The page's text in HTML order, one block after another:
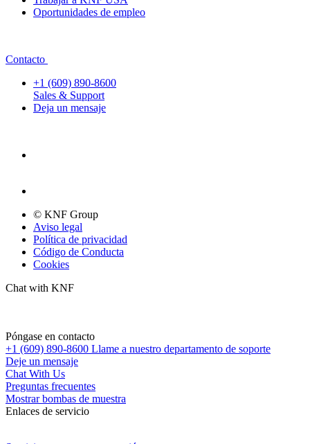
Oportunidades de empleo
Contacto
+1 (609) 890-8600
Sales & Support
Deja un mensaje
© KNF Group
Aviso legal
Política de privacidad
Código de Conducta
Cookies
Chat with KNF
Póngase en contacto
+1 (609) 890-8600 Llame a nuestro departamento de soporte
Deje un mensaje
Chat With Us
Preguntas frecuentes
Mostrar bombas de muestra
Enlaces de servicio